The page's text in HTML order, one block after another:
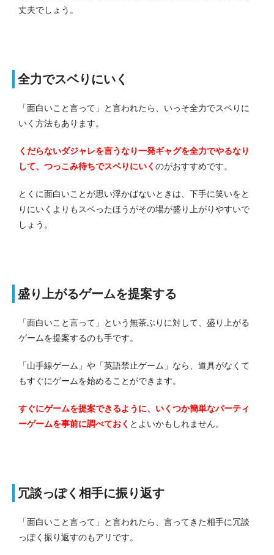
丈夫でしょう。
全力でスベりにいく
「面白いこと言って」と言われたら、いっそ全力でスベりに
いく方法もあります。
くだらないダジャレを言うなり一発ギャグを全力でやるなり
して、つっこみ待ちでスベりにいく のがおすすめです。
とくに面白いことが思い浮かばないときは、下手に笑いをと
りにいくよりもスベったほうがその場が盛り上がりやすいで
しょう。
盛り上がるゲームを提案する
「面白いこと言って」という無茶ぶりに対して、盛り上がる
ゲームを提案するのも手です。
「山手線ゲーム」や「英語禁止ゲーム」なら、道具がなくて
もすぐにゲームを始めることができます。
すぐにゲームを提案できるように、いくつか簡単なパーティ
ーゲームを事前に調べておく とよいかもしれません。
冗談っぽく相手に振り返す
「面白いこと言って」と言われたら、言ってきた相手に冗談
っぽく振り返すのもアリです。